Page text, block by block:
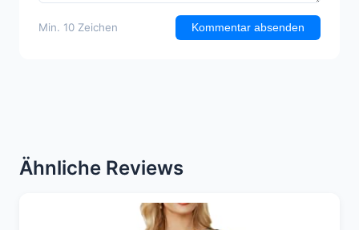
Min. 10 Zeichen Kommentar absenden
Ähnliche Reviews